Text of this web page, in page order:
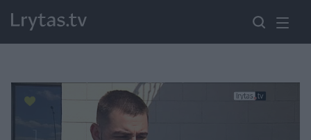
Paremkite Ukrainą